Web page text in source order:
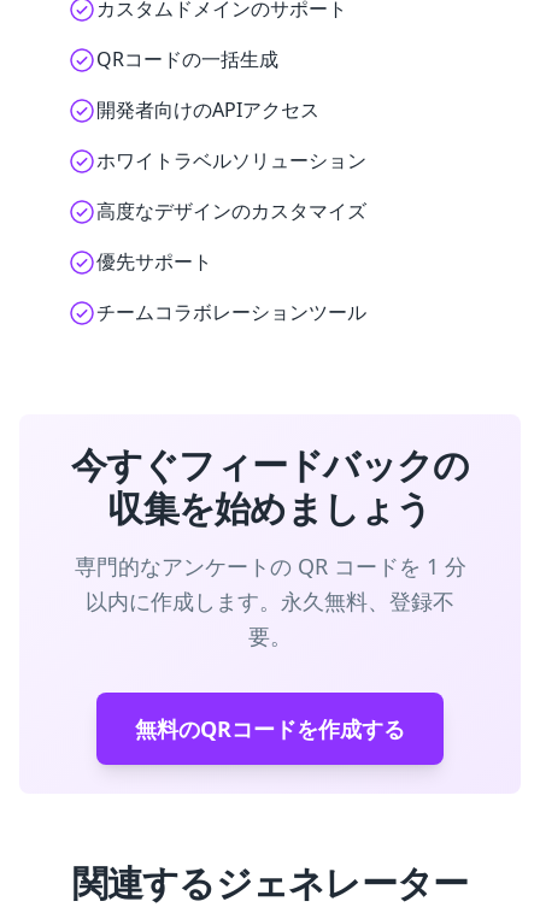
カスタムドメインのサポート
QRコードの一括生成
開発者向けのAPIアクセス
ホワイトラベルソリューション
高度なデザインのカスタマイズ
優先サポート
チームコラボレーションツール
今すぐフィードバックの
収集を始めましょう
専門的なアンケートの QR コードを 1 分
以内に作成します。永久無料、登録不
要。
無料のQRコードを作成する
関連するジェネレーター